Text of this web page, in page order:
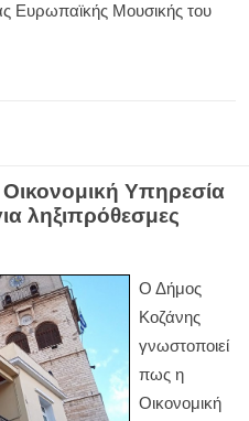
Ευρωπαϊκής Μουσικής του
Υπηρεσία
ληξιπρόθεσμες
Ο Δήμος
Κοζάνης
γνωστοποιεί
πως η
Οικονομική